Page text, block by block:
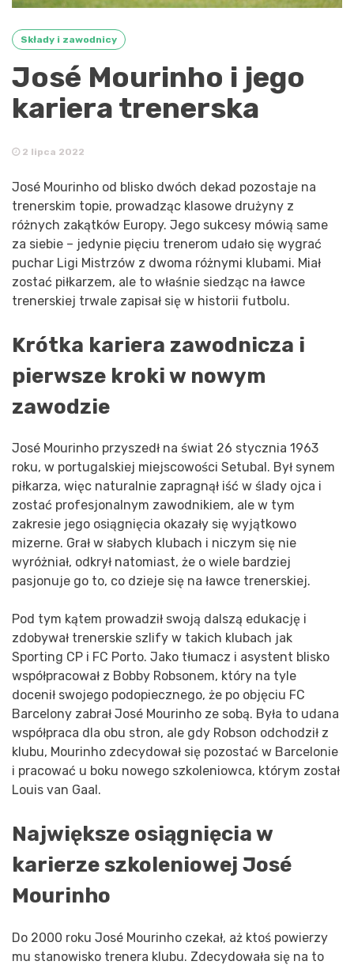
Składy i zawodnicy
José Mourinho i jego
kariera trenerska
2 lipca 2022
José Mourinho od blisko dwóch dekad pozostaje na
trenerskim topie, prowadząc klasowe drużyny z
różnych zakątków Europy. Jego sukcesy mówią same
za siebie – jedynie pięciu trenerom udało się wygrać
puchar Ligi Mistrzów z dwoma różnymi klubami. Miał
zostać piłkarzem, ale to właśnie siedząc na ławce
trenerskiej trwale zapisał się w historii futbolu.
Krótka kariera zawodnicza i
pierwsze kroki w nowym
zawodzie
José Mourinho przyszedł na świat 26 stycznia 1963
roku, w portugalskiej miejscowości Setubal. Był synem
piłkarza, więc naturalnie zapragnął iść w ślady ojca i
zostać profesjonalnym zawodnikiem, ale w tym
zakresie jego osiągnięcia okazały się wyjątkowo
mizerne. Grał w słabych klubach i niczym się nie
wyróżniał, odkrył natomiast, że o wiele bardziej
pasjonuje go to, co dzieje się na ławce trenerskiej.
Pod tym kątem prowadził swoją dalszą edukację i
zdobywał trenerskie szlify w takich klubach jak
Sporting CP i FC Porto. Jako tłumacz i asystent blisko
współpracował z Bobby Robsonem, który na tyle
docenił swojego podopiecznego, że po objęciu FC
Barcelony zabrał José Mourinho ze sobą. Była to udana
współpraca dla obu stron, ale gdy Robson odchodził z
klubu, Mourinho zdecydował się pozostać w Barcelonie
i pracować u boku nowego szkoleniowca, którym został
Louis van Gaal.
Największe osiągnięcia w
karierze szkoleniowej José
Mourinho
Do 2000 roku José Mourinho czekał, aż ktoś powierzy
mu stanowisko trenera klubu. Zdecydowała się na to